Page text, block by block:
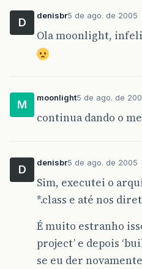
D
denisbr5 de ago. de 2005
Ola moonlight,
M
moonlight5 de ago. de
continua dando o
D
denisbr5 de ago. de 2005
Sim, executei o
*.class e até nos
É muito estranho
project’ e depois
se eu der